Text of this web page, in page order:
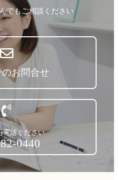
でもご相談ください
のお問合せ
電話ください
0440